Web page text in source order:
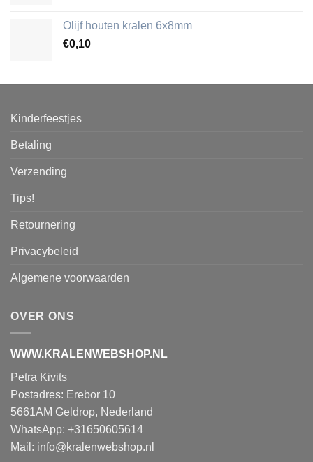
Olijf houten kralen 6x8mm
€0,10
Kinderfeestjes
Betaling
Verzending
Tips!
Retournering
Privacybeleid
Algemene voorwaarden
OVER ONS
WWW.KRALENWEBSHOP.NL
Petra Kivits
Postadres: Erebor 10
5661AM Geldrop, Nederland
WhatsApp: +31650605614
Mail: info@kralenwebshop.nl